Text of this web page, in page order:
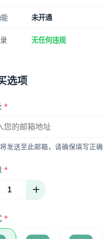
未开通
无任何违规
选项
*
发送至此邮箱，请确保填写正确
*
*